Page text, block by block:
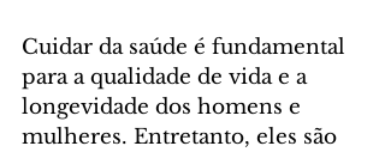
Cuidar da saúde é fundamental
para a qualidade de vida e a
longevidade dos homens e
mulheres. Entretanto, eles são